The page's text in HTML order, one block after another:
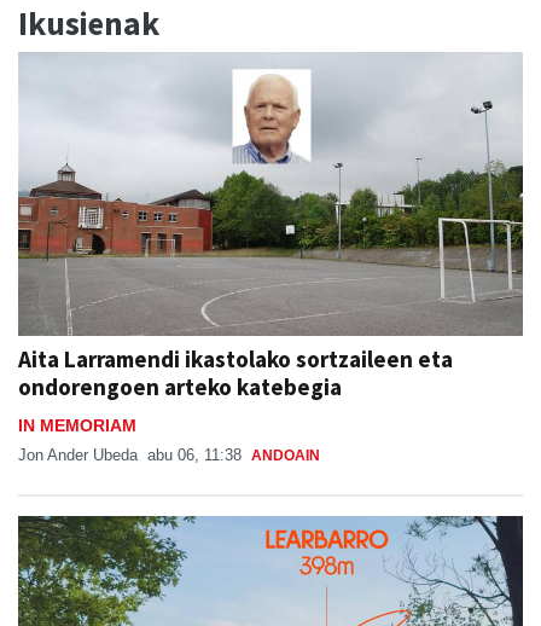
Ikusienak
Aita Larramendi ikastolako sortzaileen eta
ondorengoen arteko katebegia
IN MEMORIAM
Jon Ander Ubeda abu 06, 11:38 ANDOAIN